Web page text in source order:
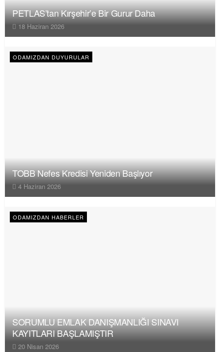
PETLAS’tan Kırşehir’e Bir Gurur Daha
18 Haziran 2026
ODAMIZDAN DUYURULAR
TOBB Nefes Kredisi Yeniden Başlıyor
4 Haziran 2026
ODAMIZDAN HABERLER
SORUMLU EMLAK DANIŞMANLIĞI SINAVI
KAYITLARI BAŞLAMIŞTIR
20 Nisan 2026